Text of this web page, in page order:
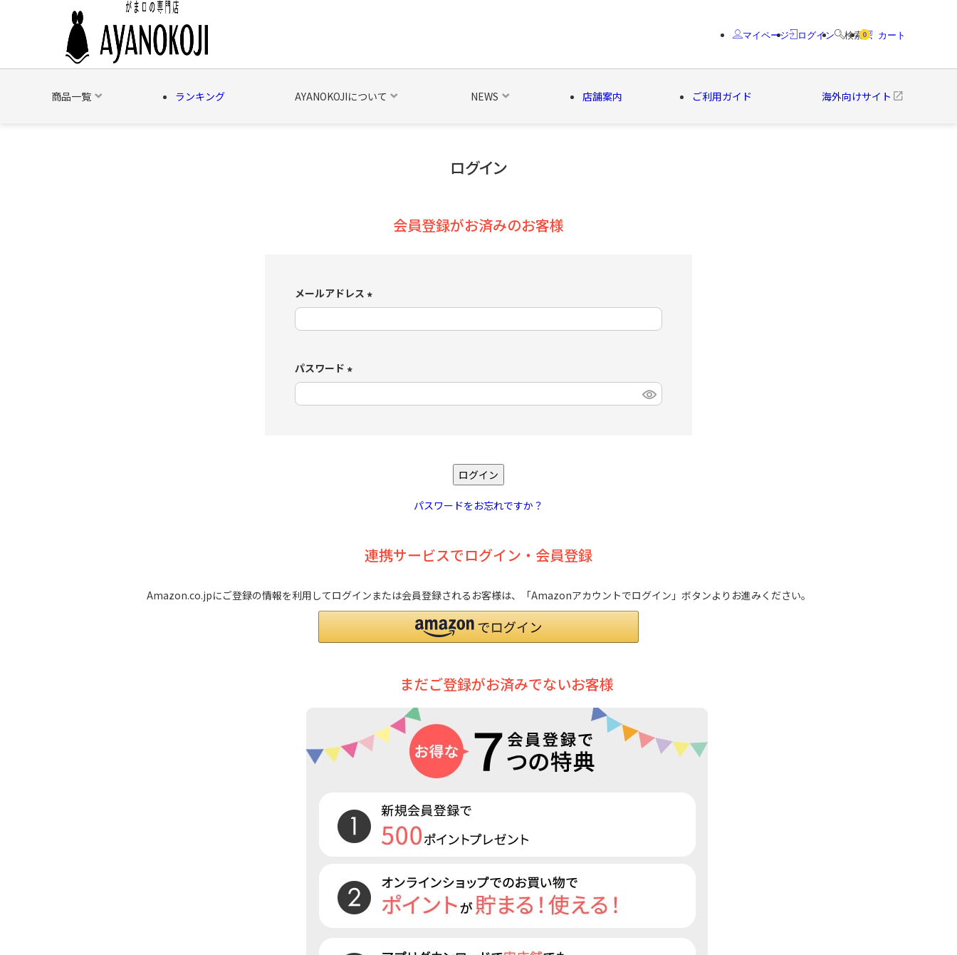
マイページ ログイン 検索 0 カート
商品一覧 ランキング AYANOKOJIについて NEWS 店舗案内 ご利用ガイド 海外向けサイト
ベルト・関連商品 新商品
ログイン
会員登録がお済みのお客様
メールアドレス
必
パスワード
必
ログイン
パスワードをお忘れですか？
連携サービスでログイン・会員登録
Amazon.co.jpにご登録の情報を利用してログインまたは会員登録されるお客様は、「Amazonアカウントでログイン」ボタンよりお進みください。
まだご登録がお済みでないお客様